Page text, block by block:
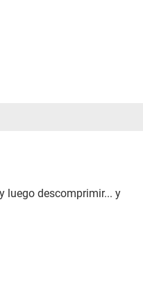
luego descomprimir... y